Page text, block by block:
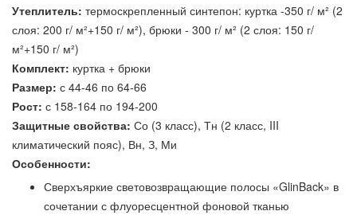
Утеплитель: термоскрепленный синтепон: куртка -350 г/ м² (2
слоя: 200 г/ м²+150 г/ м²), брюки - 300 г/ м² (2 слоя: 150 г/
м²+150 г/ м²)
Комплект: куртка + брюки
Размер: с 44-46 по 64-66
Рост: с 158-164 по 194-200
Защитные свойства: Со (3 класс), Тн (2 класс, III
климатический пояс), Вн, З, Ми
Особенности:
Сверхъяркие световозвращающие полосы «GlinBack» в
сочетании с флуоресцентной фоновой тканью